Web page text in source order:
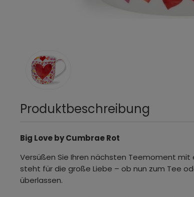
Produktbeschreibung
Big Love by Cumbrae Rot
Versüßen Sie Ihren nächsten Teemoment mit
steht für die große Liebe – ob nun zum Tee
überlassen.